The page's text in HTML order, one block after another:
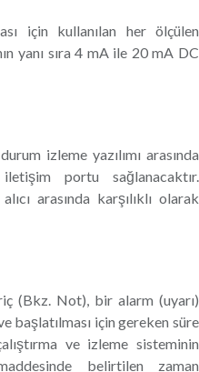
için kullanılan her ölçülen
yanı sıra 4 mA ile 20 mA DC
izleme yazılımı arasında
portu sağlanacaktır.
arasında karşılıklı olarak
(Bkz. Not), bir alarm (uyarı)
başlatılması için gereken süre
ve izleme sisteminin
belirtilen zaman